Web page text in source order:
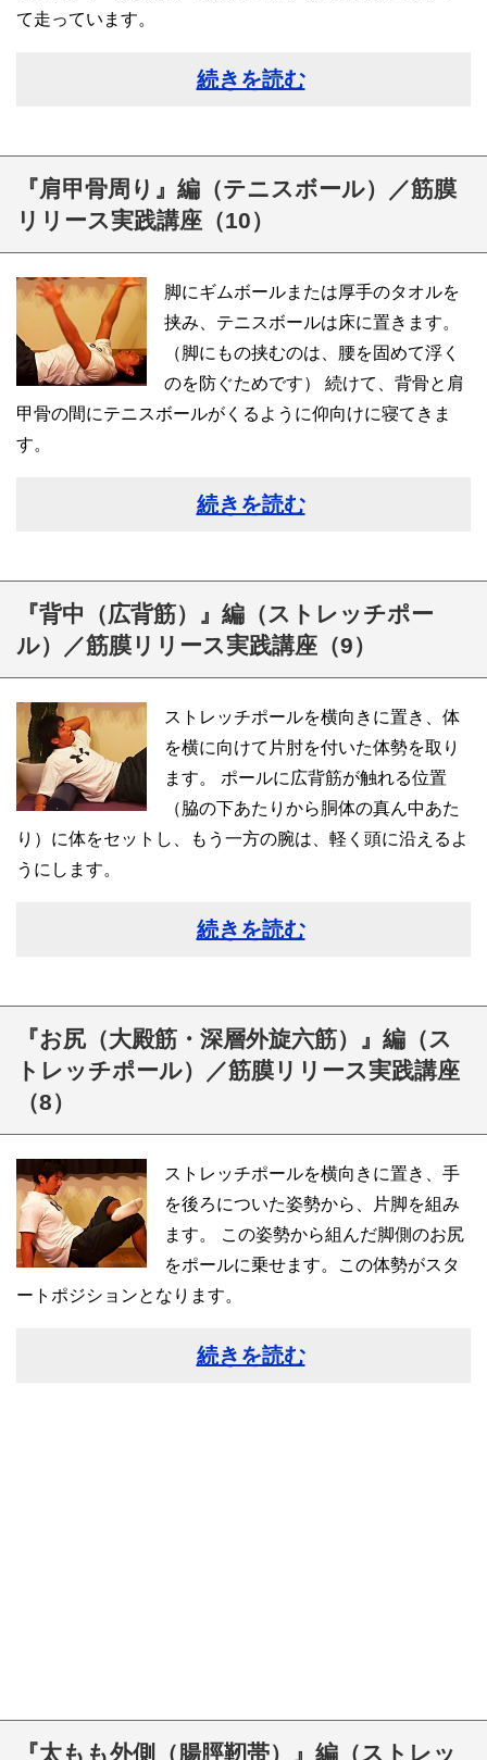
て走っています。
続きを読む
『肩甲骨周り』編（テニスボール）／筋膜
リリース実践講座（10）
脚にギムボールまたは厚手のタオルを
挟み、テニスボールは床に置きます。
（脚にもの挟むのは、腰を固めて浮く
のを防ぐためです） 続けて、背骨と肩
甲骨の間にテニスボールがくるように仰向けに寝てきま
す。
続きを読む
『背中（広背筋）』編（ストレッチポー
ル）／筋膜リリース実践講座（9）
ストレッチポールを横向きに置き、体
を横に向けて片肘を付いた体勢を取り
ます。 ポールに広背筋が触れる位置
（脇の下あたりから胴体の真ん中あた
り）に体をセットし、もう一方の腕は、軽く頭に沿えるよ
うにします。
続きを読む
『お尻（大殿筋・深層外旋六筋）』編（ス
トレッチポール）／筋膜リリース実践講座
（8）
ストレッチポールを横向きに置き、手
を後ろについた姿勢から、片脚を組み
ます。 この姿勢から組んだ脚側のお尻
をポールに乗せます。この体勢がスタ
ートポジションとなります。
続きを読む
『太もも外側（腸脛靭帯）』編（ストレッ